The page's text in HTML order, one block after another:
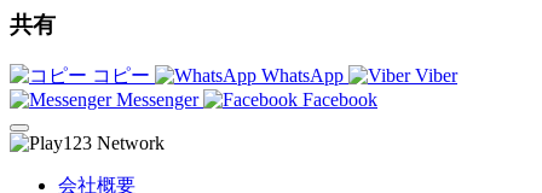
共有
コピー WhatsApp
Viber
Messenger
Facebook
会社概要